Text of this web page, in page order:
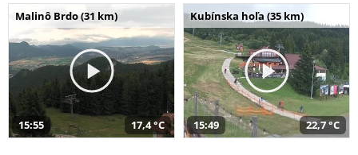
Malinô Brdo (31 km)
15:55 17,4 °C
Kubínska hoľa (35 km)
15:49 22,7 °C